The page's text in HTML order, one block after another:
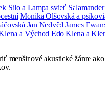
Silo a Lampa svieť Salamander
Monika Olšovská a
Jan Nedvěd James
a Východ Edo Klena a
menšinové akustické žánre